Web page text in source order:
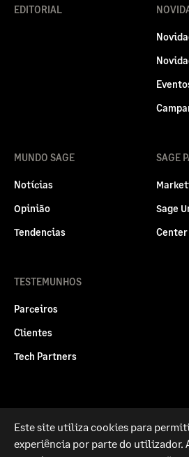
EDITORIAL
MUNDO SAGE
Notícias
Opinião
Tendencias
SAGE
Sage
TESTEMUNHOS
Parceiros
Clientes
Tech Partners
Politica legal
RGPD
Este site utiliza cookies para
experiência por parte do utilizador.